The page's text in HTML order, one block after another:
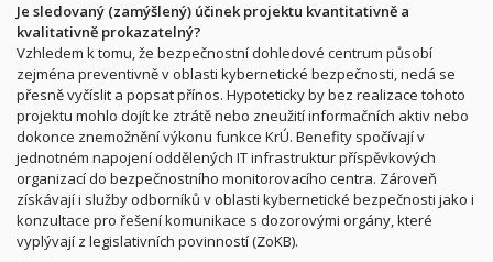
Je sledovaný (zamýšlený) účinek projektu kvantitativně a
kvalitativně prokazatelný?
Vzhledem k tomu, že bezpečnostní dohledové centrum působí
zejména preventivně v oblasti kybernetické bezpečnosti, nedá se
přesně vyčíslit a popsat přínos. Hypoteticky by bez realizace tohoto
projektu mohlo dojít ke ztrátě nebo zneužití informačních aktiv nebo
dokonce znemožnění výkonu funkce KrÚ. Benefity spočívají v
jednotném napojení oddělených IT infrastruktur příspěvkových
organizací do bezpečnostního monitorovacího centra. Zároveň
získávají i služby odborníků v oblasti kybernetické bezpečnosti jako i
konzultace pro řešení komunikace s dozorovými orgány, které
vyplývají z legislativních povinností (ZoKB).